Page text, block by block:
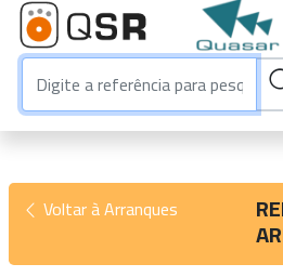
Voltar à Arranques